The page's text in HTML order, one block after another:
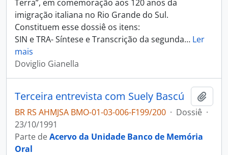
Terra”, em comemoração aos 120 anos da
imigração italiana no Rio Grande do Sul.
Constituem esse dossiê os itens:
SIN e TRA- Síntese e Transcrição da segunda… Ler
mais
Doviglio Gianella
Terceira entrevista com Suely Bascú
BR RS AHMJSA BMO-01-03-006-F199/200 · Dossiê ·
23/10/1991
Parte deAcervo da Unidade Banco de Memória
Oral